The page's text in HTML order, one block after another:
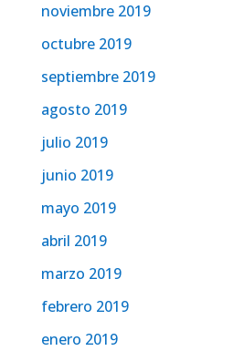
noviembre 2019
octubre 2019
septiembre 2019
agosto 2019
julio 2019
junio 2019
mayo 2019
abril 2019
marzo 2019
febrero 2019
enero 2019